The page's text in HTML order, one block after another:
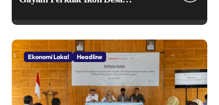
TPID
Ekonomi Lokal Headline